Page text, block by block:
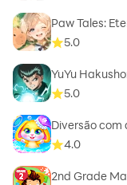
Paw Tales:
5.0
YuYu
5.0
Diversão com
4.0
2nd Grade